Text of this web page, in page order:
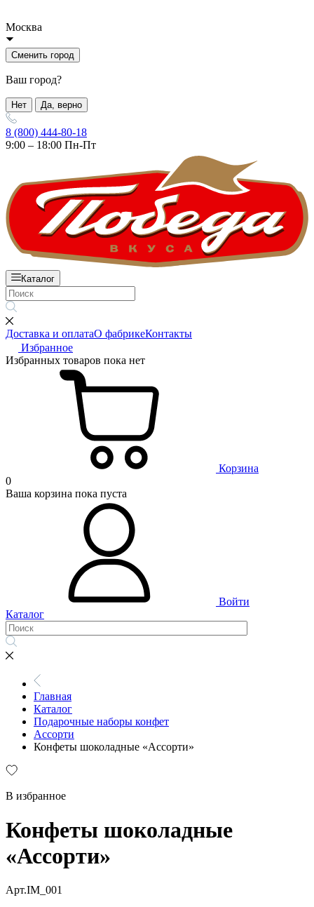
Москва
Сменить город
Ваш город?
Нет Да, верно
8 (800) 444-80-18
9:00 – 18:00 Пн-Пт
Каталог
Доставка и оплатаО фабрикеКонтакты
Избранное
Избранных товаров пока нет
Корзина
0
Ваша корзина пока пуста
Войти
Каталог
Главная
Каталог
Подарочные наборы конфет
Ассорти
Конфеты шоколадные «Ассорти»
В избранное
Конфеты шоколадные
«Ассорти»
Арт.IM_001